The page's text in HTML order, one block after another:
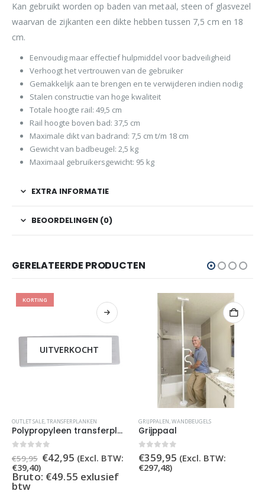
Kan gebruikt worden op baden van metaal, steen of glasvezel
waarvan de zijkanten een dikte hebben tussen 7,5 cm en 18
cm.
Eenvoudig maar effectief hulpmiddel voor badveiligheid
Verhoogt het vertrouwen van de gebruiker
Gemakkelijk aan te brengen en te verwijderen indien nodig
Stalen constructie van hoge kwaliteit
Totale hoogte rail: 49,5 cm
Rail hoogte boven bad: 37,5 cm
Maximale dikt van badrand: 7,5 cm t/m 18 cm
Gewicht van badbeugel: 2,5 kg
Maximaal gebruikersgewicht: 95 kg
EXTRA INFORMATIE
BEOORDELINGEN (0)
GERELATEERDE PRODUCTEN
Polypropyleen transferplank tot 100 kg
Huidige
prijs
is:
€42,95.
(Excl. BTW:
exlusief
GRIJPPALEN WANDBEUGELS
Grijppaal
out of 5
€359,95 (Excl. BTW:
POPULAIR
KORTING
INKLAPBARE
€449,95